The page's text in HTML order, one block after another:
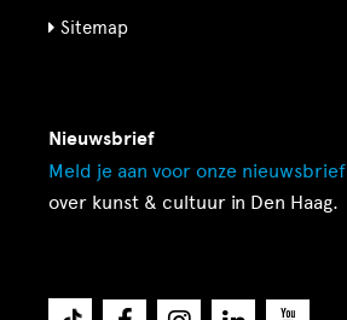
Sitemap
Nieuwsbrief
Meld je aan voor onze nieuwsbrief
over kunst & cultuur in Den Haag.